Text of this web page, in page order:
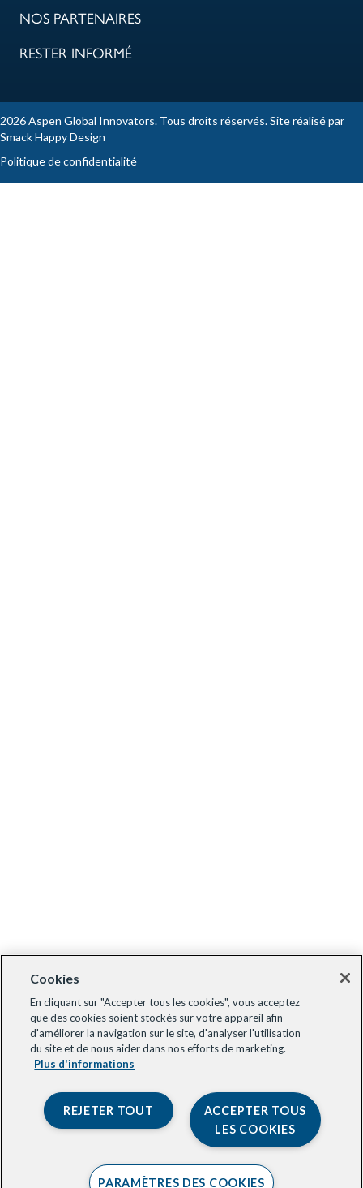
NOS PARTENAIRES
RESTER INFORMÉ
2026 Aspen Global Innovators. Tous droits réservés. Site réalisé par
Smack Happy Design
Politique de confidentialité
Cookies
En cliquant sur "Accepter tous les cookies", vous acceptez
que des cookies soient stockés sur votre appareil afin
d'améliorer la navigation sur le site, d'analyser l'utilisation
du site et de nous aider dans nos efforts de marketing.
Plus d'informations
ACCEPTER TOUS
LES COOKIES
REJETER TOUT
PARAMÈTRES DES COOKIES